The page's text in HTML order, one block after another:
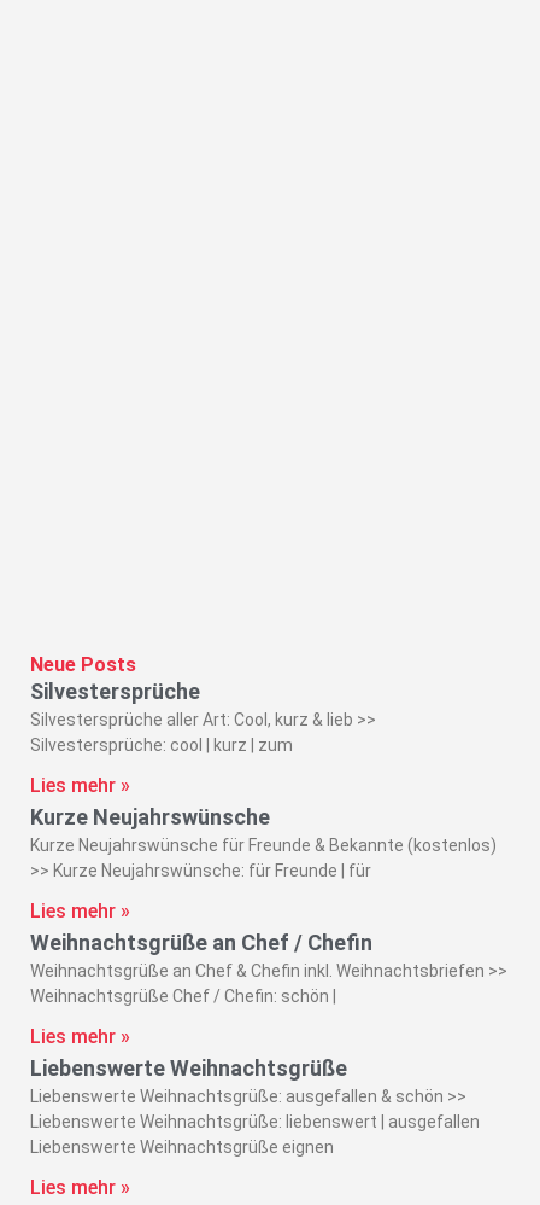
Neue Posts
Silvestersprüche
Silvestersprüche aller Art: Cool, kurz & lieb >>
Silvestersprüche: cool | kurz | zum
Lies mehr »
Kurze Neujahrswünsche
Kurze Neujahrswünsche für Freunde & Bekannte (kostenlos)
>> Kurze Neujahrswünsche: für Freunde | für
Lies mehr »
Weihnachtsgrüße an Chef / Chefin
Weihnachtsgrüße an Chef & Chefin inkl. Weihnachtsbriefen >>
Weihnachtsgrüße Chef / Chefin: schön |
Lies mehr »
Liebenswerte Weihnachtsgrüße
Liebenswerte Weihnachtsgrüße: ausgefallen & schön >>
Liebenswerte Weihnachtsgrüße: liebenswert | ausgefallen
Liebenswerte Weihnachtsgrüße eignen
Lies mehr »